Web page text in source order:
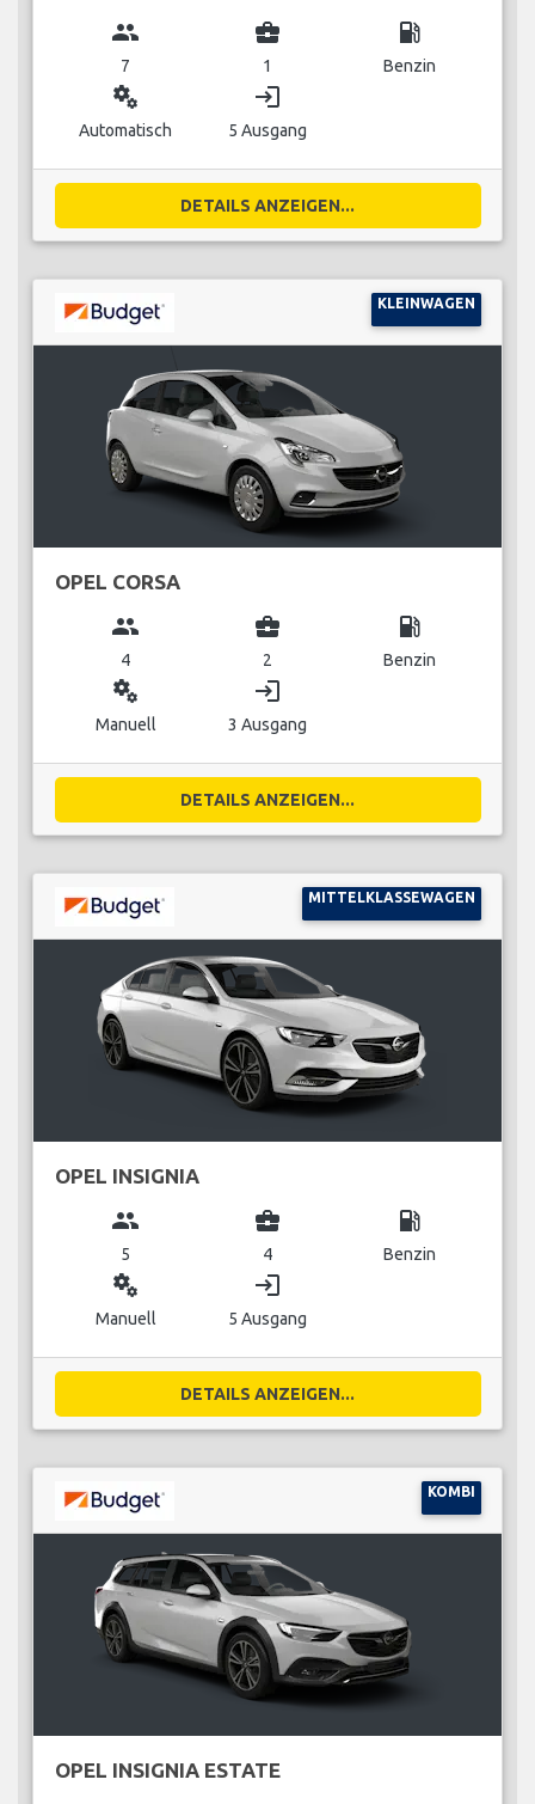
group
7
business_center
1
local_gas_station
Benzin
miscellaneous_services
Automatisch
login
5 Ausgang
DETAILS ANZEIGEN...
KLEINWAGEN
OPEL CORSA
group
4
business_center
2
local_gas_station
Benzin
miscellaneous_services
Manuell
login
3 Ausgang
DETAILS ANZEIGEN...
MITTELKLASSEWAGEN
OPEL INSIGNIA
group
5
business_center
4
local_gas_station
Benzin
miscellaneous_services
Manuell
login
5 Ausgang
DETAILS ANZEIGEN...
KOMBI
OPEL INSIGNIA ESTATE